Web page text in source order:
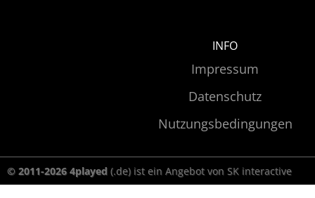
INFO
Impressum
Datenschutz
Nutzungsbedingungen
© 2011-2026 4played (.de) ist ein Angebot von SK interactive